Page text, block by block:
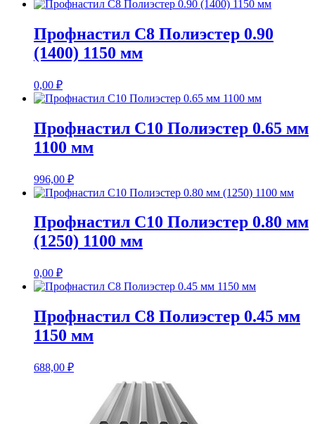
Профнастил С8 Полиэстер 0.90
(1400) 1150 мм
0,00 ₽
Профнастил С10 Полиэстер 0.65 мм
1100 мм
996,00 ₽
Профнастил С10 Полиэстер 0.80 мм
(1250) 1100 мм
0,00 ₽
Профнастил С8 Полиэстер 0.45 мм
1150 мм
688,00 ₽